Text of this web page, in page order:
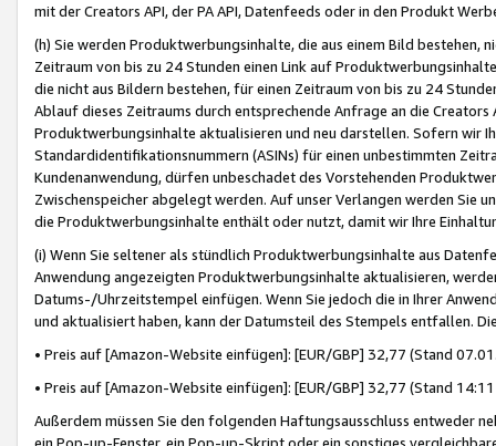
mit der Creators API, der PA API, Datenfeeds oder in den Produkt
(h) Sie werden Produktwerbungsinhalte, die aus einem Bild bestehen,
Zeitraum von bis zu 24 Stunden einen Link auf
die nicht aus Bildern bestehen, für einen Zeitraum von bis zu 24
Ablauf dieses Zeitraums durch entsprechende Anfrage an die
Produktwerbungsinhalte aktualisieren und neu darstellen. Sofern wir
Standardidentifikationsnummern (ASINs) für einen unbestimmten
Kundenanwendung, dürfen unbeschadet des Vorstehenden
Zwischenspeicher abgelegt werden. Auf unser Verlangen werden Sie
die Produktwerbungsinhalte enthält oder nutzt, damit wir Ihre
(i) Wenn Sie seltener als stündlich Produktwerbungsinhalte aus
Anwendung angezeigten Produktwerbungsinhalte aktualisieren,
Datums-/Uhrzeitstempel einfügen. Wenn Sie jedoch die in Ihrer
und aktualisiert haben, kann der Datumsteil des Stempels entfallen.
• Preis auf [Amazon-Website einfügen]: [EUR/GBP] 32,77 (Stand
• Preis auf [Amazon-Website einfügen]: [EUR/GBP] 32,77 (Stand
Außerdem müssen Sie den folgenden Haftungsausschluss entweder
ein Pop-up-Fenster, ein Pop-up-Skript oder ein sonstiges